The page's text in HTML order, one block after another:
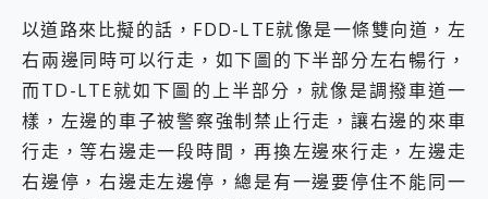
以道路來比擬的話，FDD-LTE就像是一條雙向道，左
右兩邊同時可以行走，如下圖的下半部分左右暢行，
而TD-LTE就如下圖的上半部分，就像是調撥車道一
樣，左邊的車子被警察強制禁止行走，讓右邊的來車
行走，等右邊走一段時間，再換左邊來行走，左邊走
右邊停，右邊走左邊停，總是有一邊要停住不能同一